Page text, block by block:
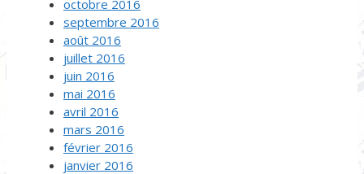
octobre 2016
septembre 2016
août 2016
juillet 2016
juin 2016
mai 2016
avril 2016
mars 2016
février 2016
janvier 2016